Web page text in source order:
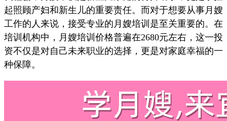
起照顾产妇和新生儿的重要责任。而对于想要从事月嫂
工作的人来说，接受专业的月嫂培训是至关重要的。在
培训机构中，月嫂培训价格普遍在2680元左右，这一投
资不仅是对自己未来职业的选择，更是对家庭幸福的一
种保障。